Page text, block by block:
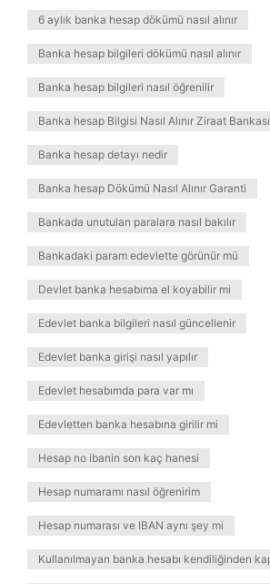
6 aylık banka hesap dökümü nasıl alınır
Banka hesap bilgileri dökümü nasıl alınır
Banka hesap bilgileri nasıl öğrenilir
Banka hesap Bilgisi Nasıl Alınır Ziraat Bankası
Banka hesap detayı nedir
Banka hesap Dökümü Nasıl Alınır Garanti
Bankada unutulan paralara nasıl bakılır
Bankadaki param edevlette görünür mü
Devlet banka hesabıma el koyabilir mi
Edevlet banka bilgileri nasıl güncellenir
Edevlet banka girişi nasıl yapılır
Edevlet hesabımda para var mı
Edevletten banka hesabına girilir mi
Hesap no ibanin son kaç hanesi
Hesap numaramı nasıl öğrenirim
Hesap numarası ve IBAN aynı şey mi
Kullanılmayan banka hesabı kendiliğinden